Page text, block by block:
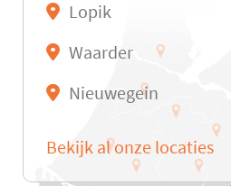
Lopik
Waarder
Nieuwegein
Bekijk al onze locaties